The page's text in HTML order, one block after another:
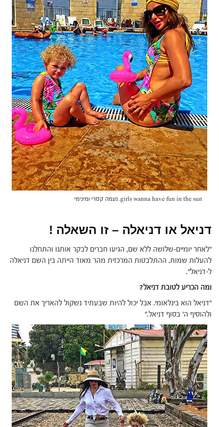
girls wanna have fun in the sun. נעמה קסרי ומינימי
דניאל או דניאלה – זו השאלה !
"לאחר יומיים-שלושה ללא שם, הגיעו חברים לבקר אותנו והתחלנו
להעלות שמות. ההתלבטות המרכזית מהר מאוד הייתה בין השם דניאלה
ל-דניאל".
ומה הכריע לטובת דניאל?
"דניאל הוא בינלאומי. אבל יכול להיות שבעתיד נשקול להאריך את השם
ולהוסיף ה' בסוף דניאל."